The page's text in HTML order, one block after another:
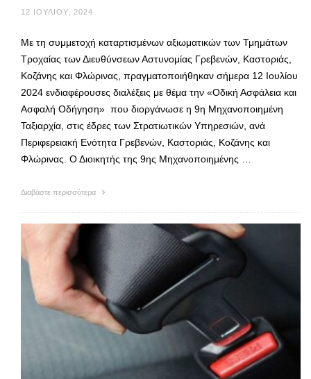
12 ΙΟΥΛΊΟΥ, 2024
Με τη συμμετοχή καταρτισμένων αξιωματικών των Τμημάτων
Τροχαίας των Διευθύνσεων Αστυνομίας Γρεβενών, Καστοριάς,
Κοζάνης και Φλώρινας, πραγματοποιήθηκαν σήμερα 12 Ιουλίου
2024 ενδιαφέρουσες διαλέξεις με θέμα την «Οδική Ασφάλεια και
Ασφαλή Οδήγηση» που διοργάνωσε η 9η Μηχανοποιημένη
Ταξιαρχία, στις έδρες των Στρατιωτικών Υπηρεσιών, ανά
Περιφερειακή Ενότητα Γρεβενών, Καστοριάς, Κοζάνης και
Φλώρινας. Ο Διοικητής της 9ης Μηχανοποιημένης …
Διαβάστε περισσότερα